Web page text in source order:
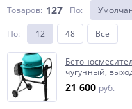
Товаров: 127 По:
По: 12 48 Все
чугунный,
21 600 руб.